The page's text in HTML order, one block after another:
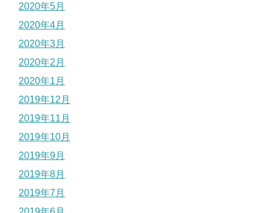
2020年5月
2020年4月
2020年3月
2020年2月
2020年1月
2019年12月
2019年11月
2019年10月
2019年9月
2019年8月
2019年7月